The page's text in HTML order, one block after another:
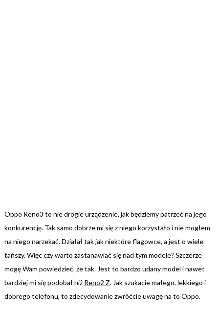
Oppo Reno3 to nie drogie urządzenie, jak będziemy patrzeć na jego
konkurencję. Tak samo dobrze mi się z niego korzystało i nie mogłem
na niego narzekać. Działał tak jak niektóre flagowce, a jest o wiele
tańszy. Więc czy warto zastanawiać się nad tym modele? Szczerze
mogę Wam powiedzieć, że tak. Jest to bardzo udany model i nawet
bardziej mi się podobał niż Reno2 Z. Jak szukacie małego, lekkiego i
dobrego telefonu, to zdecydowanie zwróćcie uwagę na to Oppo.